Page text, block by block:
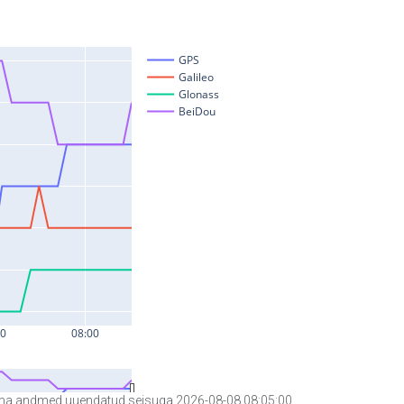
andmed uuendatud seisuga 2026-08-08 08:05:00